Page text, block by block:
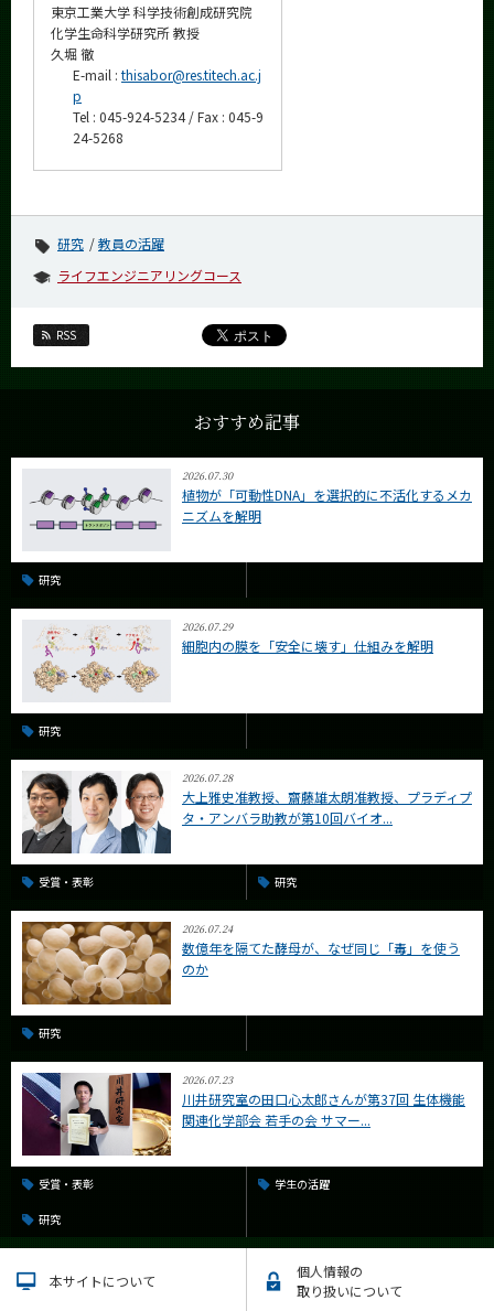
東京工業大学 科学技術創成研究院
化学生命科学研究所 教授
久堀 徹
E-mail :thisabor@res.titech.ac.j
p
Tel : 045-924-5234 / Fax : 045-9
24-5268
研究
教員の活躍
ライフエンジニアリングコース
RSS
おすすめ記事
2026.07.30
植物が「可動性DNA」を選択的に不活化するメカ
ニズムを解明
研究
2026.07.29
細胞内の膜を「安全に壊す」仕組みを解明
研究
2026.07.28
大上雅史准教授、齋藤雄太朗准教授、プラディプ
タ・アンバラ助教が第10回バイオ...
受賞・表彰 研究
2026.07.24
数億年を隔てた酵母が、なぜ同じ「毒」を使う
のか
研究
2026.07.23
川井研究室の田口心太郎さんが第37回 生体機能
関連化学部会 若手の会 サマー...
受賞・表彰 学生の活躍
研究
本サイトについて
個人情報の
取り扱いについて